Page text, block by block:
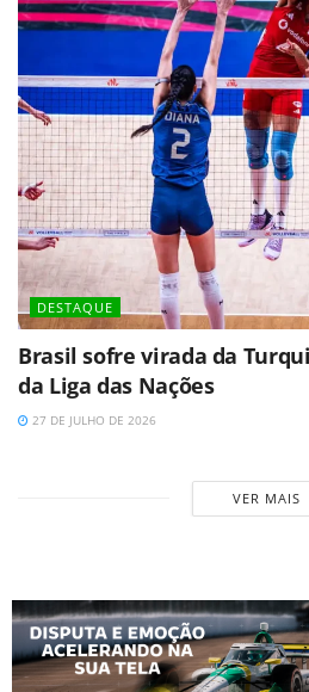
DESTAQUE
Brasil sofre virada da
da Liga das Nações
27 DE JULHO DE 2026
VER MAIS